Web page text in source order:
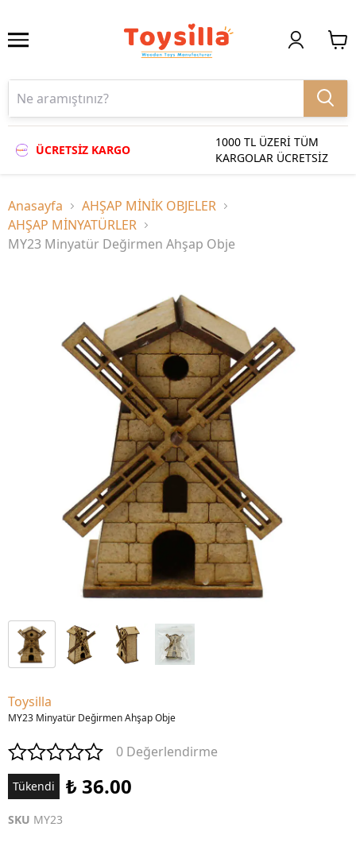
ÜCRETSİZ KARGO
1000 TL ÜZERİ TÜM
KARGOLAR ÜCRETSİZ
Anasayfa
AHŞAP MİNİK OBJELER
AHŞAP MİNYATÜRLER
MY23 Minyatür Değirmen Ahşap Obje
Toysilla
MY23 Minyatür Değirmen Ahşap Obje
0 Değerlendirme
Tükendi ₺ 36.00
SKU MY23